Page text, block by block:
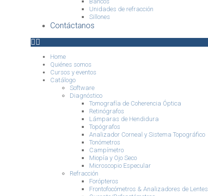
Unidades de refracción
Sillones
Contáctanos
Home
Quiénes somos
Cursos y eventos
Catálogo
Software
Diagnóstico
Tomografía de Coherencia Óptica
Retinógrafos
Lámparas de Hendidura
Topógrafos
Analizador Corneal y Sistema Topográfico
Tonómetros
Campímetro
Miopía y Ojo Seco
Microscopio Especular
Refracción
Forópteros
Frontofocómetros & Analizadores de Lentes